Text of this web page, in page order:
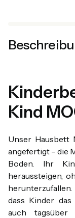
Kind
Unser Hausbett
angefertigt – die
Boden. Ihr
heraussteigen,
dass Kinder
auch